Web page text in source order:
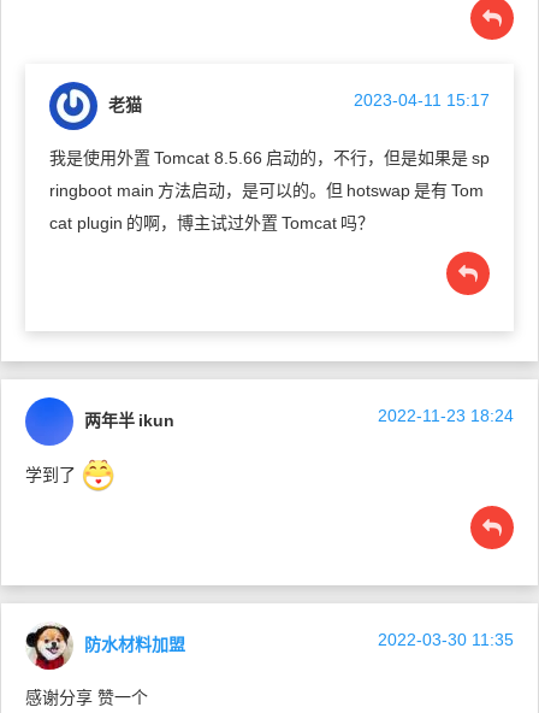
老猫 2023-04-11 15:17
我是使用外置 Tomcat 8.5.66 启动的，不行，但是如果是sp
ringboot main 方法启动，是可以的。但 hotswap是有Tom
cat plugin 的啊，博主试过外置 Tomcat 吗？
两年半 ikun 2022-11-23 18:24
学到了
防水材料加盟 2022-03-30 11:35
感谢分享 赞一个